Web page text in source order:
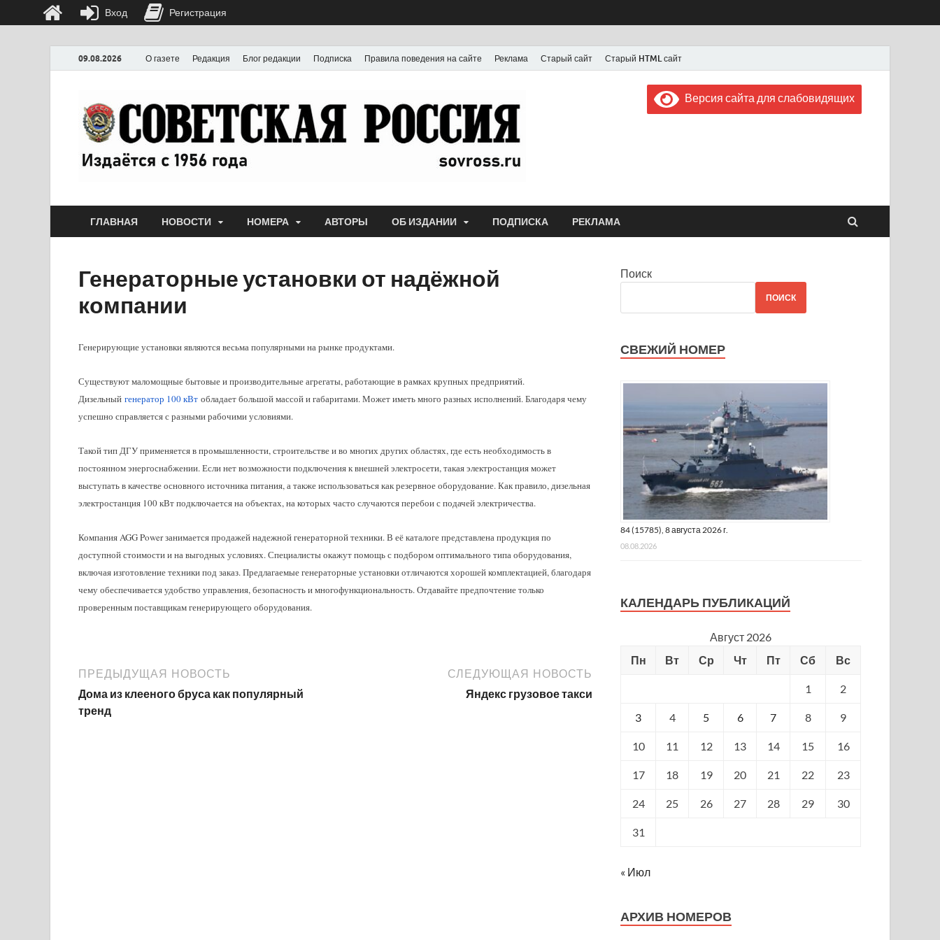
09.08.2026 О газете Редакция Блог редакции Подписка Правила поведения на сайте Реклама Старый сайт Старый HTML сайт
Газета "Советская Россия"
Выпускается с июля 1956 года
Версия сайта для слабовидящих
ГЛАВНАЯ НОВОСТИ НОМЕРА АВТОРЫ ОБ ИЗДАНИИ ПОДПИСКА РЕКЛАМА
Генераторные установки от надёжной
компании
Генерирующие установки являются весьма популярными на рынке продуктами.
Существуют маломощные бытовые и производительные агрегаты, работающие в рамках крупных предприятий.
Дизельный генератор 100 кВт обладает большой массой и габаритами. Может иметь много разных исполнений. Благодаря чему
успешно справляется с разными рабочими условиями.
Такой тип ДГУ применяется в промышленности, строительстве и во многих других областях, где есть необходимость в
постоянном энергоснабжении. Если нет возможности подключения к внешней электросети, такая электростанция может
выступать в качестве основного источника питания, а также использоваться как резервное оборудование. Как правило, дизельная
электростанция 100 кВт подключается на объектах, на которых часто случаются перебои с подачей электричества.
Компания AGG Power занимается продажей надежной генераторной техники. В её каталоге представлена продукция по
доступной стоимости и на выгодных условиях. Специалисты окажут помощь с подбором оптимального типа оборудования,
включая изготовление техники под заказ. Предлагаемые генераторные установки отличаются хорошей комплектацией, благодаря
чему обеспечивается удобство управления, безопасность и многофункциональность. Отдавайте предпочтение только
проверенным поставщикам генерирующего оборудования.
ПРЕДЫДУЩАЯ НОВОСТЬ
Дома из клееного бруса как популярный
тренд
СЛЕДУЮЩАЯ НОВОСТЬ
Яндекс грузовое такси
Поиск
ПОИСК
СВЕЖИЙ НОМЕР
84 (15785), 8 августа 2026 г.
08.08.2026
КАЛЕНДАРЬ ПУБЛИКАЦИЙ
Август 2026
Пн
Вт Ср Чт Пт Сб Вс
1 2
3 4 5 6 7 8 9
10 11 12 13 14 15 16
17 18 19 20 21 22 23
24 25 26 27 28 29 30
31
« Июл
АРХИВ НОМЕРОВ
Вход Регистрация